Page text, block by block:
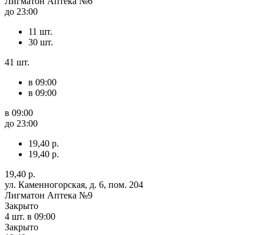
до 23:00
11 шт.
30 шт.
41 шт.
в 09:00
в 09:00
в 09:00
до 23:00
19,40 р.
19,40 р.
19,40 р.
ул. Каменногорская, д. 6, пом. 204
Лигматон Аптека №9
Закрыто
4 шт. в 09:00
Закрыто